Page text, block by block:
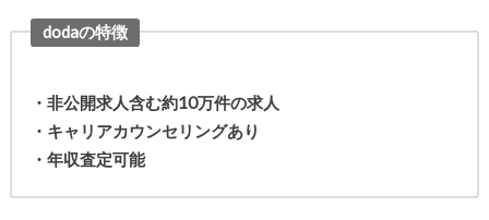
dodaの特徴
・非公開求人含む約10万件の求人
・キャリアカウンセリングあり
・年収査定可能